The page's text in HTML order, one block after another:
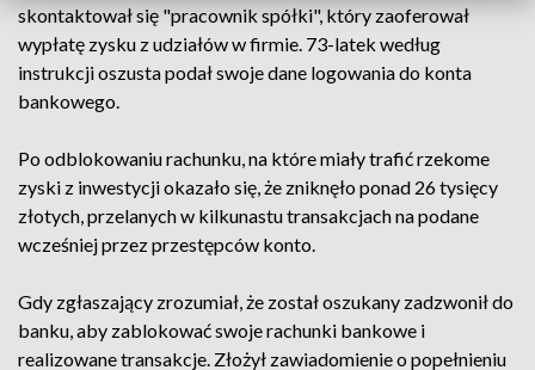
skontaktował się "pracownik spółki", który zaoferował
wypłatę zysku z udziałów w firmie. 73-latek według
instrukcji oszusta podał swoje dane logowania do konta
bankowego.
Po odblokowaniu rachunku, na które miały trafić rzekome
zyski z inwestycji okazało się, że zniknęło ponad 26 tysięcy
złotych, przelanych w kilkunastu transakcjach na podane
wcześniej przez przestępców konto.
Gdy zgłaszający zrozumiał, że został oszukany zadzwonił do
banku, aby zablokować swoje rachunki bankowe i
realizowane transakcje. Złożył zawiadomienie o popełnieniu